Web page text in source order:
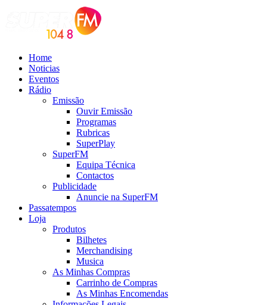
Home
Noticias
Eventos
Rádio
Emissão
Ouvir Emissão
Programas
Rubricas
SuperPlay
SuperFM
Equipa Técnica
Contactos
Publicidade
Anuncie na SuperFM
Passatempos
Loja
Produtos
Bilhetes
Merchandising
Musica
As Minhas Compras
Carrinho de Compras
As Minhas Encomendas